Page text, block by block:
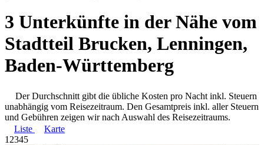
3 Unterkünfte in der Nähe vom
Stadtteil Brucken, Lenningen,
Baden-Württemberg
Der Durchschnitt gibt die übliche Kosten pro Nacht inkl. Steuern
unabhängig vom Reisezeitraum. Den Gesamtpreis inkl. aller Steuern
und Gebühren zeigen wir nach Auswahl des Reisezeitraums.
Liste
Karte
1 2345